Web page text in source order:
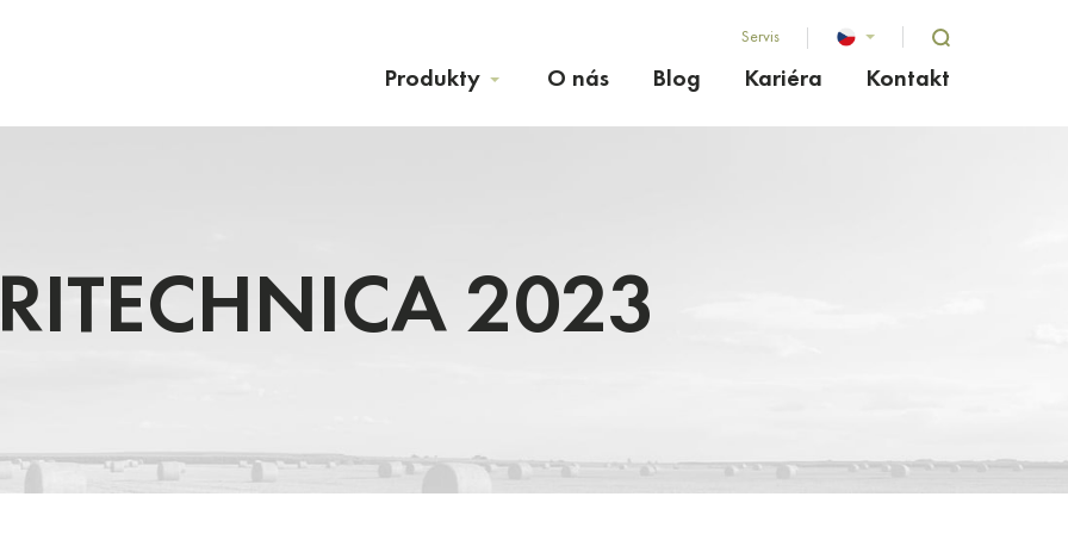
Servis
Produkty O nás Blog Kariéra Kontakt
2023